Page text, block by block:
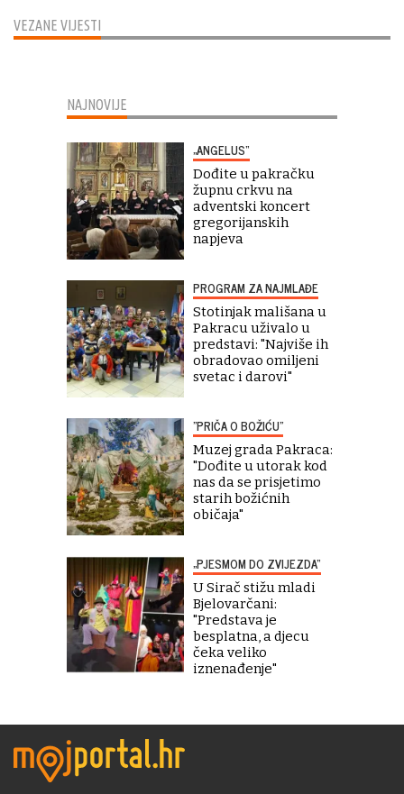
VEZANE VIJESTI
NAJNOVIJE
„ANGELUS“
Dođite u pakračku
župnu crkvu na
adventski koncert
gregorijanskih
napjeva
PROGRAM ZA NAJMLAĐE
Stotinjak mališana u
Pakracu uživalo u
predstavi: "Najviše ih
obradovao omiljeni
svetac i darovi"
"PRIČA O BOŽIĆU"
Muzej grada Pakraca:
"Dođite u utorak kod
nas da se prisjetimo
starih božićnih
običaja"
„PJESMOM DO ZVIJEZDA“
U Sirač stižu mladi
Bjelovarčani:
"Predstava je
besplatna, a djecu
čeka veliko
iznenađenje"